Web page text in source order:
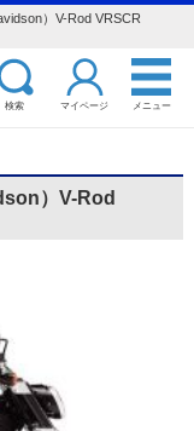
）V-Rod VRSCR
検索 マイページ メニュー
）V-Rod